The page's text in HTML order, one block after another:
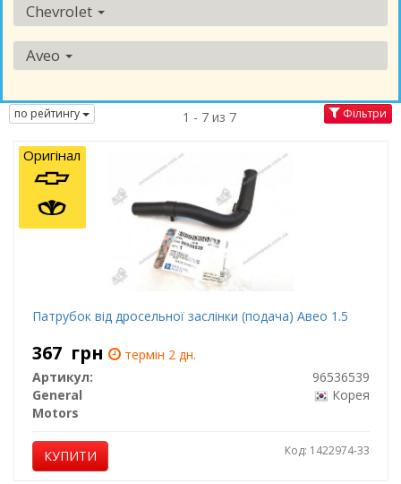
Chevrolet
Aveo
по рейтингу 1 - 7 из 7 Фільтри
Патрубок від дросельної заслінки (подача) Авео 1.5
367 грн
термін 2 дн.
Артикул:
96536539
General
Motors
Корея
КУПИТИ Код: 1422974-33
Оригінал